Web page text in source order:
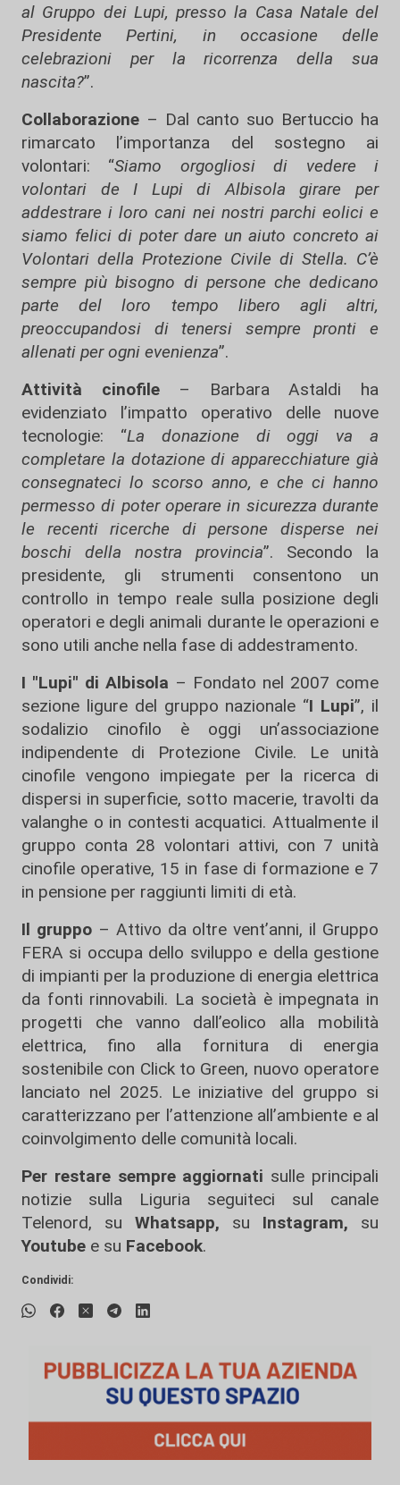
al Gruppo dei Lupi, presso la Casa Natale del
Presidente Pertini, in occasione delle
celebrazioni per la ricorrenza della sua
nascita?”.
Collaborazione – Dal canto suo Bertuccio ha
rimarcato l’importanza del sostegno ai
volontari: “Siamo orgogliosi di vedere i
volontari de I Lupi di Albisola girare per
addestrare i loro cani nei nostri parchi eolici e
siamo felici di poter dare un aiuto concreto ai
Volontari della Protezione Civile di Stella. C’è
sempre più bisogno di persone che dedicano
parte del loro tempo libero agli altri,
preoccupandosi di tenersi sempre pronti e
allenati per ogni evenienza”.
Attività cinofile– Barbara Astaldi ha
evidenziato l’impatto operativo delle nuove
tecnologie: “La donazione di oggi va a
completare la dotazione di apparecchiature già
consegnateci lo scorso anno, e che ci hanno
permesso di poter operare in sicurezza durante
le recenti ricerche di persone disperse nei
boschi della nostra provincia”. Secondo la
presidente, gli strumenti consentono un
controllo in tempo reale sulla posizione degli
operatori e degli animali durante le operazioni e
sono utili anche nella fase di addestramento.
I "Lupi" di Albisola – Fondato nel 2007 come
sezione ligure del gruppo nazionale “I Lupi”, il
sodalizio cinofilo è oggi un’associazione
indipendente di Protezione Civile. Le unità
cinofile vengono impiegate per la ricerca di
dispersi in superficie, sotto macerie, travolti da
valanghe o in contesti acquatici. Attualmente il
gruppo conta 28 volontari attivi, con 7 unità
cinofile operative, 15 in fase di formazione e 7
in pensione per raggiunti limiti di età.
Il gruppo– Attivo da oltre vent’anni, il Gruppo
FERA si occupa dello sviluppo e della gestione
di impianti per la produzione di energia elettrica
da fonti rinnovabili. La società è impegnata in
progetti che vanno dall’eolico alla mobilità
elettrica, fino alla fornitura di energia
sostenibile con Click to Green, nuovo operatore
lanciato nel 2025. Le iniziative del gruppo si
caratterizzano per l’attenzione all’ambiente e al
coinvolgimento delle comunità locali.
Per restare sempre aggiornati sulle principali
notizie sulla Liguria seguiteci sul canale
Telenord, su
Whatsapp, su Instagram, su
Youtube e su Facebook.
Condividi: